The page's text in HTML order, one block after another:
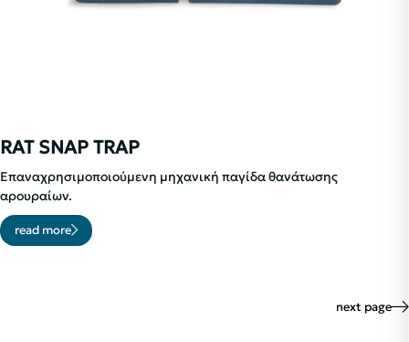
RAT SNAP TRAP
Eπαναχρησιμοποιούμενη μηχανική παγίδα θανάτωσης
αρουραίων.
read more
next page